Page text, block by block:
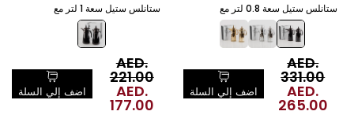
ستانلس ستيل سعة 0.8 لتر مع
بوكس هدايا - أسود
السعر
العادي
AED.
331.00
سعر
البيع
AED.
265.00
اضف إلي السلة
ستانلس ستيل سعة 1 لتر مع
بوكس هدايا - أسود
السعر
العادي
AED.
221.00
سعر
البيع
AED.
177.00
اضف إلي السلة